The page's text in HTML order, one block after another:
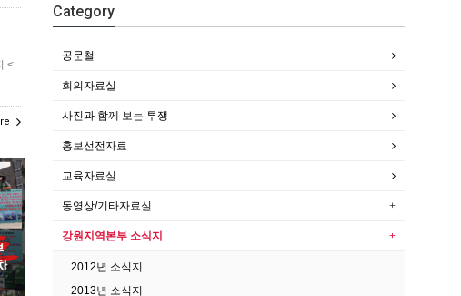
<
Category
공문철
회의자료실
사진과 함께 보는 투쟁
홍보선전자료
교육자료실
동영상/기타자료실
강원지역본부 소식지
2012년 소식지
2013년 소식지